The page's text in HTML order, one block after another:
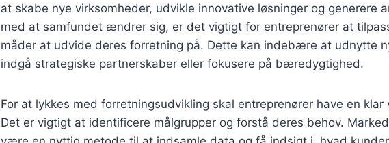
at skabe nye virksomheder, udvikle innovative løsninger og generere
med at samfundet ændrer sig, er det vigtigt for entreprenører at
måder at udvide deres forretning på. Dette kan indebære at udnytte
indgå strategiske partnerskaber eller fokusere på bæredygtighed.
For at lykkes med forretningsudvikling skal entreprenører have en klar
Det er vigtigt at identificere målgrupper og forstå deres behov.